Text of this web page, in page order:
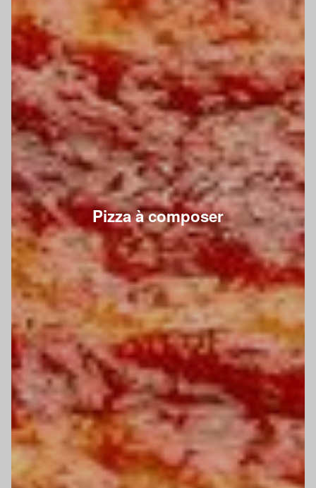
Pizza à composer